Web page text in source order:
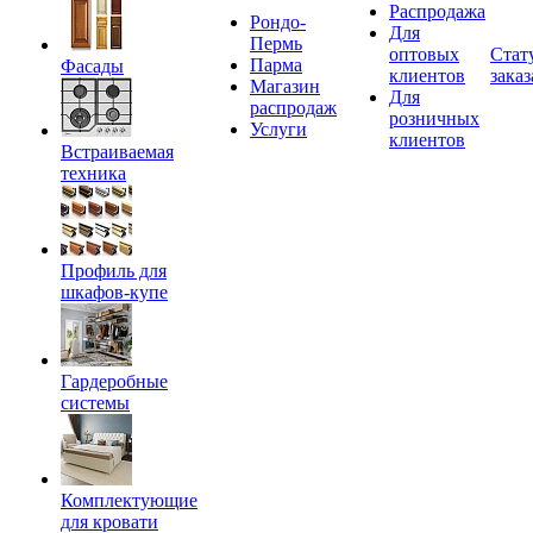
Фасады
Встраиваемая
техника
Профиль для
шкафов-купе
Гардеробные
системы
Комплектующие
для кровати
Рондо-
Пермь
Парма
Магазин
распродаж
Услуги
Распродажа
Для
оптовых
клиентов
Для
розничных
клиентов